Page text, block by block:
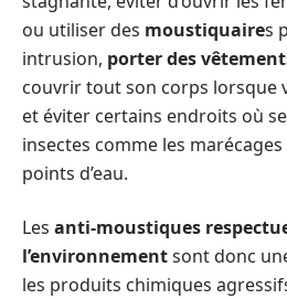
ou utiliser des moustiquaires
intrusion, porter des
couvrir tout son corps lorsque
et éviter certains endroits où
insectes comme les
points d’eau.
Les anti-moustiques
l’environnementsont donc
les produits chimiques